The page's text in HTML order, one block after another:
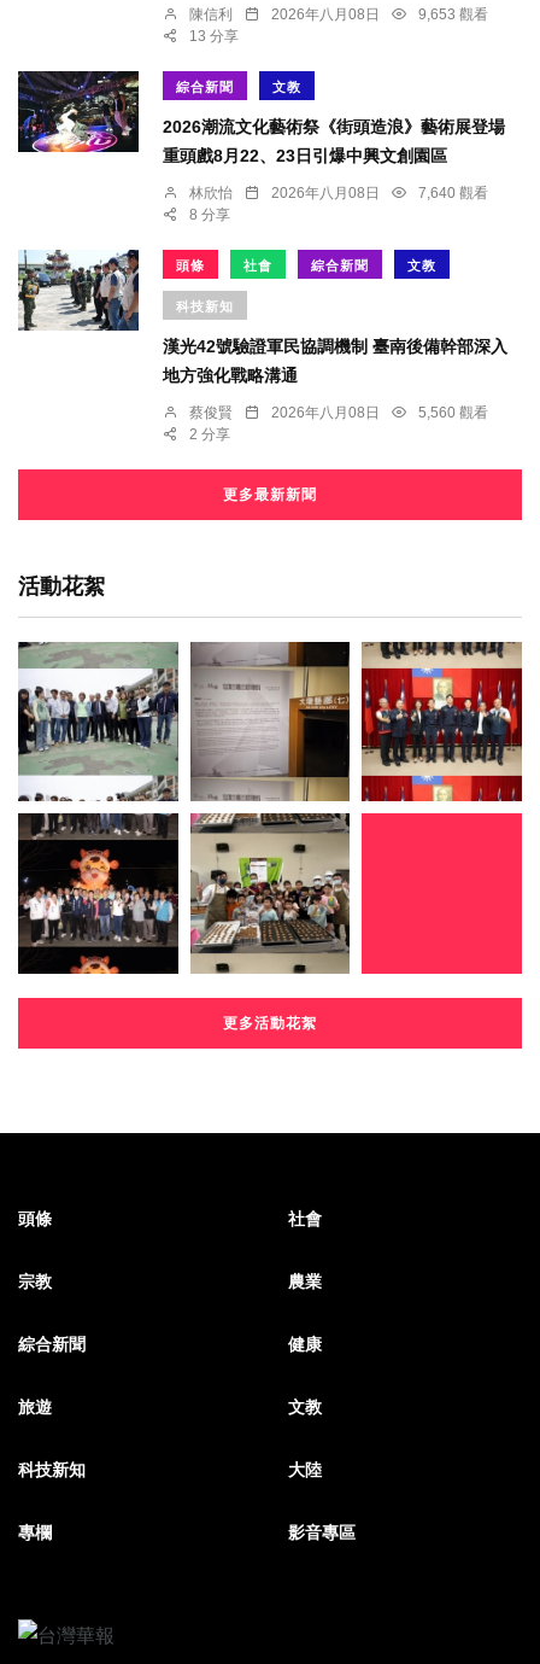
陳信利 2026年八月08日
9,653 觀看
13 分享
綜合新聞 文教
2026潮流文化藝術祭《街頭造浪》藝術展登場
重頭戲8月22、23日引爆中興文創園區
林欣怡 2026年八月08日
7,640 觀看
8 分享
頭條 社會 綜合新聞 文教
科技新知
漢光42號驗證軍民協調機制 臺南後備幹部深入
地方強化戰略溝通
蔡俊賢 2026年八月08日
5,560 觀看
2 分享
更多最新新聞
活動花絮
更多活動花絮
頭條 社會
宗教 農業
綜合新聞 健康
旅遊 文教
科技新知 大陸
專欄 影音專區